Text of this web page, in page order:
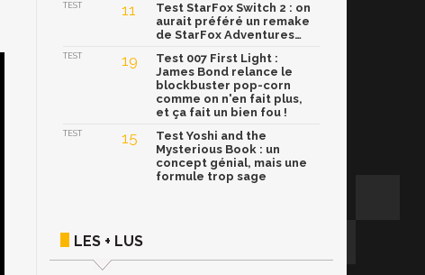
TEST 11
Test StarFox Switch 2 : on
aurait préféré un remake
de StarFox Adventures…
TEST 19
Test 007 First Light :
James Bond relance le
blockbuster pop-corn
comme on n'en fait plus,
et ça fait un bien fou !
TEST 15
Test Yoshi and the
Mysterious Book : un
concept génial, mais une
formule trop sage
LES + LUS